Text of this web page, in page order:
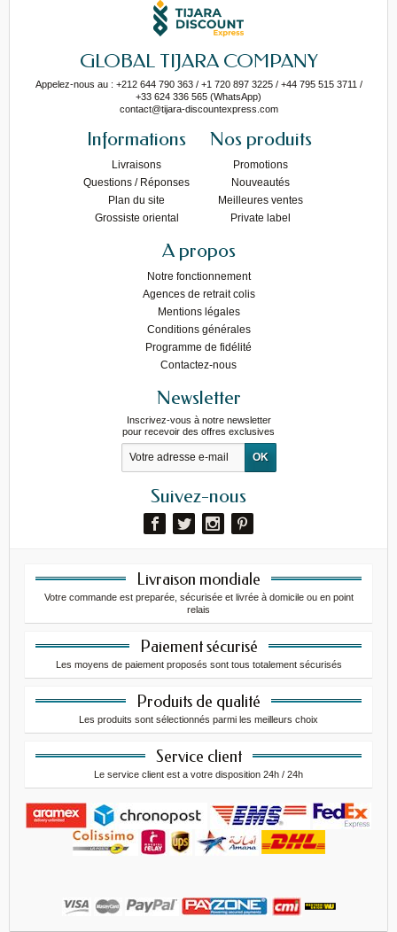
GLOBAL TIJARA COMPANY
Appelez-nous au : +212 644 790 363 / +1 720 897 3225 / +44 795 515 3711 /
+33 624 336 565 (WhatsApp)
contact@tijara-discountexpress.com
Informations
Livraisons
Questions / Réponses
Plan du site
Grossiste oriental
Nos produits
Promotions
Nouveautés
Meilleures ventes
Private label
A propos
Notre fonctionnement
Agences de retrait colis
Mentions légales
Conditions générales
Programme de fidélité
Contactez-nous
Newsletter
Inscrivez-vous à notre newsletter
pour recevoir des offres exclusives
Suivez-nous
Livraison mondiale
Votre commande est preparée, sécurisée et livrée à domicile ou en point
relais
Paiement sécurisé
Les moyens de paiement proposés sont tous totalement sécurisés
Produits de qualité
Les produits sont sélectionnés parmi les meilleurs choix
Service client
Le service client est a votre disposition 24h / 24h